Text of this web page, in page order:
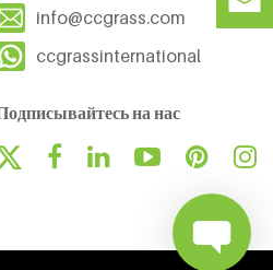
info@ccgrass.com
ccgrassinternational
на нас